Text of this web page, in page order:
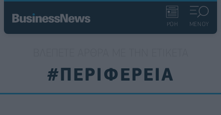
ΡΟΗ ΜΕΝΟΥ
#ΠΕΡΙΦΕΡΕΙΑ